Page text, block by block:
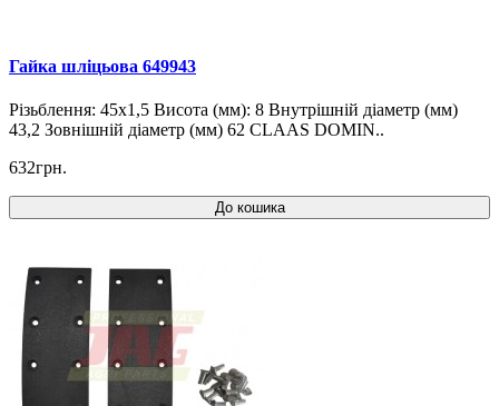
Гайка шліцьова 649943
Різьблення: 45x1,5 Висота (мм): 8 Внутрішній діаметр (мм)
43,2 Зовнішній діаметр (мм) 62 CLAAS DOMIN..
632грн.
До кошика